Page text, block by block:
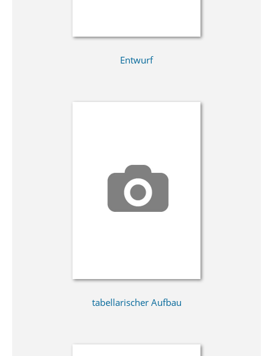
Entwurf
tabellarischer Aufbau